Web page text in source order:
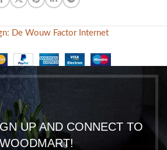
De Wouw Factor Internet
UP AND CONNECT TO